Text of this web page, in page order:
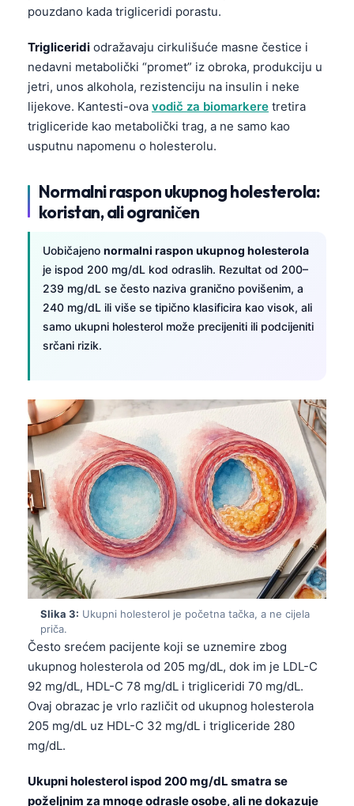
pouzdano kada trigliceridi porastu.
Trigliceridi odražavaju cirkulišuće masne čestice i
nedavni metabolički “promet” iz obroka, produkciju u
jetri, unos alkohola, rezistenciju na insulin i neke
lijekove. Kantesti-ova vodič za biomarkere tretira
trigliceride kao metabolički trag, a ne samo kao
usputnu napomenu o holesterolu.
Normalni raspon ukupnog holesterola:
koristan, ali ograničen
Uobičajeno normalni raspon ukupnog holesterola
je ispod 200 mg/dL kod odraslih. Rezultat od 200–
239 mg/dL se često naziva granično povišenim, a
240 mg/dL ili više se tipično klasificira kao visok, ali
samo ukupni holesterol može precijeniti ili podcijeniti
srčani rizik.
Slika 3: Ukupni holesterol je početna tačka, a ne cijela
priča.
Često srećem pacijente koji se uznemire zbog
ukupnog holesterola od 205 mg/dL, dok im je LDL-C
92 mg/dL, HDL-C 78 mg/dL i trigliceridi 70 mg/dL.
Ovaj obrazac je vrlo različit od ukupnog holesterola
205 mg/dL uz HDL-C 32 mg/dL i trigliceride 280
mg/dL.
Ukupni holesterol ispod 200 mg/dL smatra se
poželjnim za mnoge odrasle osobe, ali ne dokazuje